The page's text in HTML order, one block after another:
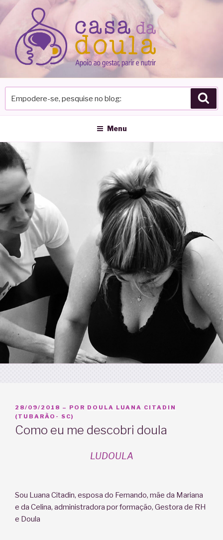
Pular
para
conteúdo
pesquise
blog
Menu
PUBLICADO
EM
28/09/2018 – POR DOULA LUANA CITADIN
(TUBARÃO- SC)
Como eu me descobri doula
LUDOULA
Sou Luana Citadin, esposa do Fernando, mãe da Mariana
e da Celina, administradora por formação, Gestora de RH
e Doula